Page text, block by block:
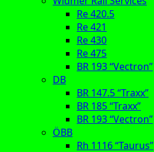
Re 420.5
Re 421
Re 430
Re 475
BR 193 “Vectron”
DB
BR 147.5 “Traxx”
BR 185 “Traxx”
BR 193 “Vectron”
ÖBB
Rh 1116 “Taurus”